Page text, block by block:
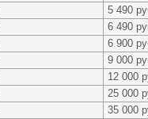
5 490
6 490
6 900
9 000
12 000
25 000
35 000